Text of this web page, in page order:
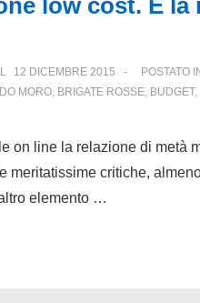
low cost. E la
12 DICEMBRE 2015 POSTATO
MORO, BRIGATE ROSSE, BUDGET,
on line la relazione di metà
meritatissime critiche,
elemento …